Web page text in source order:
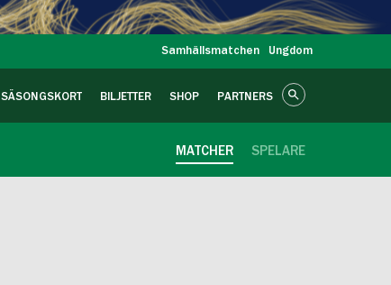
Samhällsmatchen Ungdom
SÄSONGSKORT BILJETTER SHOP PARTNERS
SPELARE
MATCHER